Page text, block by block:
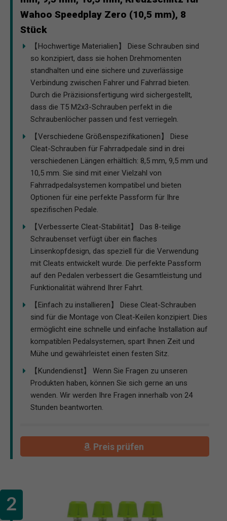
Wahoo Speedplay Zero (10,5 mm), 8
Stück
【Hochwertige Materialien】 Diese Schrauben sind
so konzipiert, dass sie hohen Drehmomenten
standhalten und eine sichere und zuverlässige
Verbindung zwischen Fahrer und Fahrrad bieten.
Durch die Präzisionsfertigung wird sichergestellt,
dass die T5 M2x3-Schrauben perfekt in die
Schraubenlöcher passen und fest verriegeln.
【Verschiedene Größenspezifikationen】 Diese
Cleat-Schrauben für Fahrradpedale sind in drei
verschiedenen Längen erhältlich: 8,5 mm, 9,5 mm und
10,5 mm. Sie sind mit einer Vielzahl von
Fahrradpedalsystemen kompatibel und bieten
Optionen für eine perfekte Passform für Ihre
spezifischen Pedale.
【Verbesserte Cleat-Stabilität】 Das 8-teilige
Schraubenset verfügt über ein flaches
Linsenkopfdesign, das speziell für die Verwendung
mit Cleats entwickelt wurde. Die perfekte Passform
auf den Pedalen verbessert die Gesamtleistung und
Funktionalität während Ihrer Fahrt.
【Einfach zu installieren】 Diese Cleat-Schrauben
sind für die Montage von Cleat-Keilen konzipiert. Dies
ermöglicht eine schnelle und einfache Installation auf
kompatiblen Pedalsystemen, spart Ihnen Zeit und
Mühe und gewährleistet einen festen Sitz.
【Kundendienst】 Wenn Sie Fragen zu unseren
Produkten haben, können Sie sich gerne an uns
wenden. Wir werden Ihre Fragen innerhalb von 24
Stunden beantworten.
Preis prüfen